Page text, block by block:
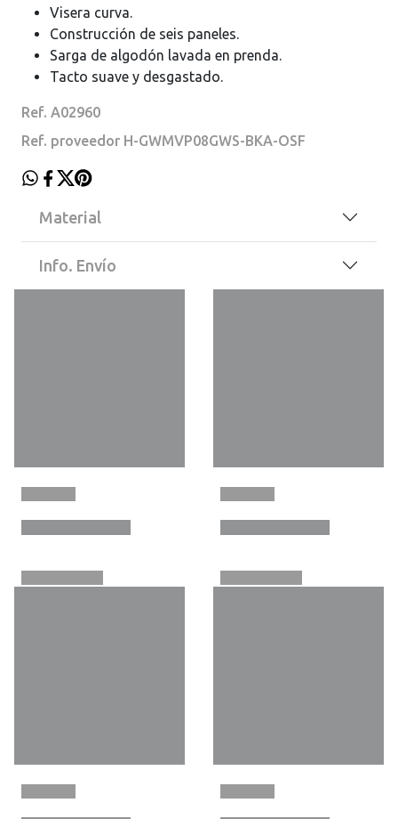
Visera curva.
Construcción de seis paneles.
Sarga de algodón lavada en prenda.
Tacto suave y desgastado.
Ref. A02960
Ref. proveedor H-GWMVP08GWS-BKA-OSF
Material
Info. Envío